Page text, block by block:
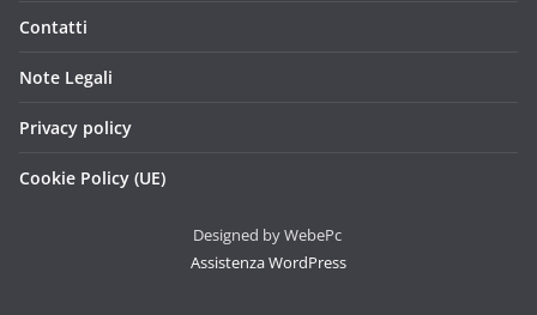
Contatti
Note Legali
Privacy policy
Cookie Policy (UE)
Designed by WebePc
Assistenza WordPress